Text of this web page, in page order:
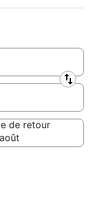
billet
de retour